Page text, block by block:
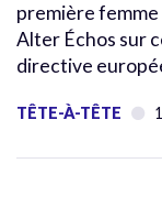
première
Alter Échos sur
directive
TÊTE-À-TÊTE